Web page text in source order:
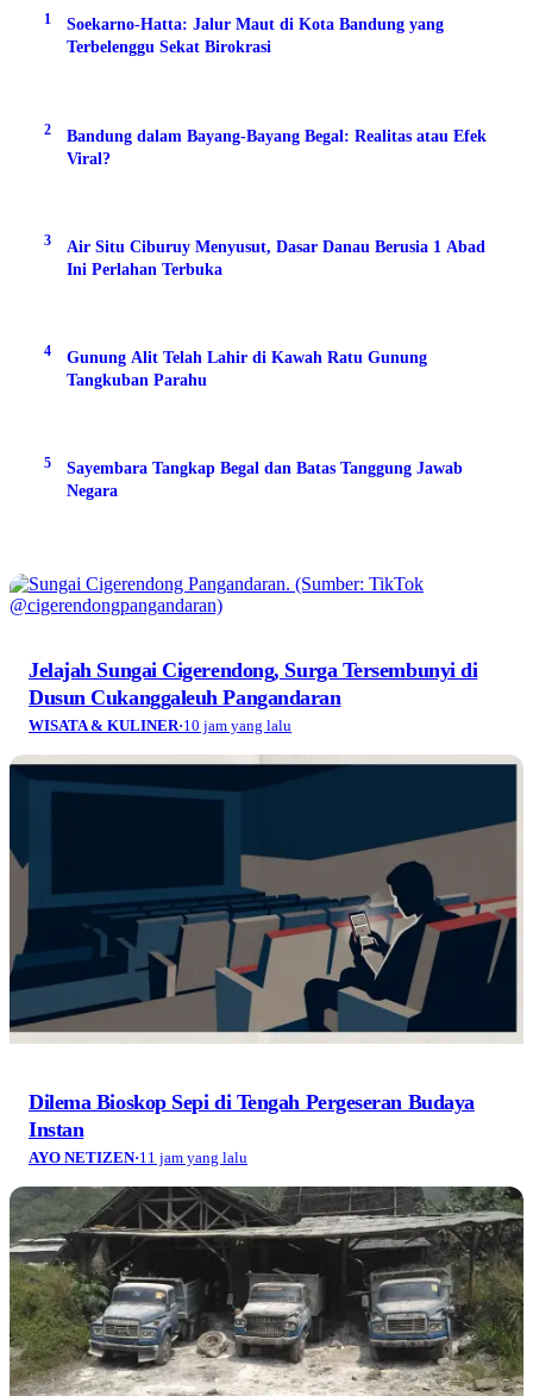
1
Soekarno-Hatta: Jalur Maut di Kota Bandung yang
Terbelenggu Sekat Birokrasi
2
Bandung dalam Bayang-Bayang Begal: Realitas atau Efek
Viral?
3
Air Situ Ciburuy Menyusut, Dasar Danau Berusia 1 Abad
Ini Perlahan Terbuka
4
Gunung Alit Telah Lahir di Kawah Ratu Gunung
Tangkuban Parahu
5
Sayembara Tangkap Begal dan Batas Tanggung Jawab
Negara
Jelajah Sungai Cigerendong, Surga Tersembunyi di
Dusun Cukanggaleuh Pangandaran
WISATA & KULINER·10 jam yang lalu
Dilema Bioskop Sepi di Tengah Pergeseran Budaya
Instan
AYO NETIZEN·11 jam yang lalu